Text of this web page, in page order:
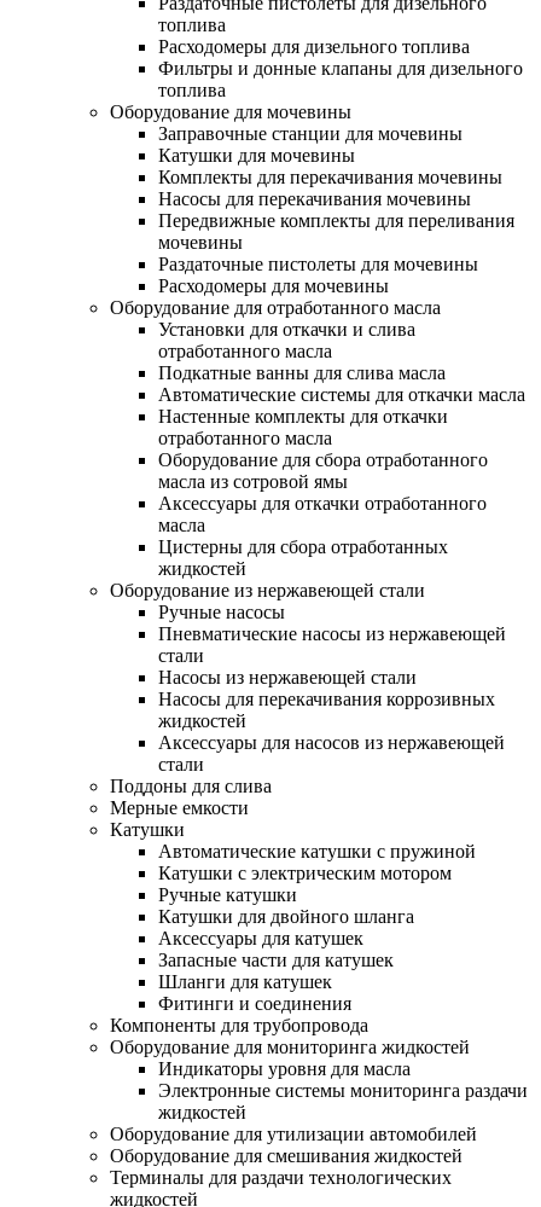
топлива
Расходомеры для дизельного топлива
Фильтры и донные клапаны для дизельного
топлива
Оборудование для мочевины
Заправочные станции для мочевины
Катушки для мочевины
Комплекты для перекачивания мочевины
Насосы для перекачивания мочевины
Передвижные комплекты для переливания
мочевины
Раздаточные пистолеты для мочевины
Расходомеры для мочевины
Оборудование для отработанного масла
Установки для откачки и слива
отработанного масла
Подкатные ванны для слива масла
Автоматические системы для откачки масла
Настенные комплекты для откачки
отработанного масла
Оборудование для сбора отработанного
масла из сотровой ямы
Аксессуары для откачки отработанного
масла
Цистерны для сбора отработанных
жидкостей
Оборудование из нержавеющей стали
Ручные насосы
Пневматические насосы из нержавеющей
стали
Насосы из нержавеющей стали
Насосы для перекачивания коррозивных
жидкостей
Аксессуары для насосов из нержавеющей
стали
Поддоны для слива
Мерные емкости
Катушки
Автоматические катушки с пружиной
Катушки с электрическим мотором
Ручные катушки
Катушки для двойного шланга
Аксессуары для катушек
Запасные части для катушек
Шланги для катушек
Фитинги и соединения
Компоненты для трубопровода
Оборудование для мониторинга жидкостей
Индикаторы уровня для масла
Электронные системы мониторинга раздачи
жидкостей
Оборудование для утилизации автомобилей
Оборудование для смешивания жидкостей
Терминалы для раздачи технологических
жидкостей